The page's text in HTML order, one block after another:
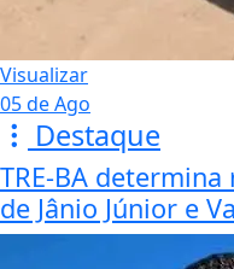
Visualizar
05 de Ago
Destaque
TRE-BA
de Jânio Júnior e